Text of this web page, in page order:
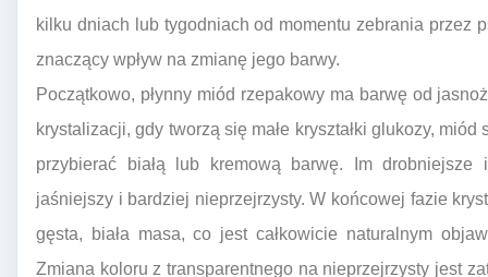
kilku dniach lub tygodniach od momentu zebrania przez
znaczący wpływ na zmianę jego barwy.
Początkowo, płynny miód rzepakowy ma barwę od
krystalizacji, gdy tworzą się małe kryształki glukozy,
przybierać białą lub kremową barwę. Im
jaśniejszy i bardziej nieprzejrzysty. W końcowej fazie
gęsta, biała masa, co jest całkowicie naturalnym
Zmiana koloru z transparentnego na nieprzejrzysty jest